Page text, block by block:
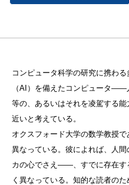
コンピュータ科学の研究に携わ
（AI）を備えたコンピュータ——
等の、あるいはそれを凌駕する
近いと考えている。
オクスフォード大学の数学教授
異なっている。彼によれば、人
カの心でさえ——、すでに存在す
く異なっている。知的な読者の